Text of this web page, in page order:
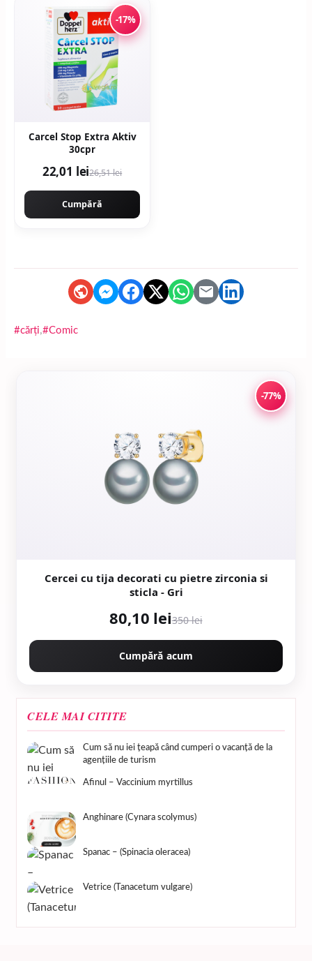
-17%
Carcel Stop Extra Aktiv
30cpr
22,01 lei26,51 lei
Cumpără
#cărți,#Comic
-77%
Cercei cu tija decorati cu pietre zirconia si
sticla - Gri
80,10 lei350 lei
Cumpără acum
CELE MAI CITITE
Cum să nu iei țeapă când cumperi o vacanță de la
agențiile de turism
Afinul – Vaccinium myrtillus
Anghinare (Cynara scolymus)
Spanac – (Spinacia oleracea)
Vetrice (Tanacetum vulgare)